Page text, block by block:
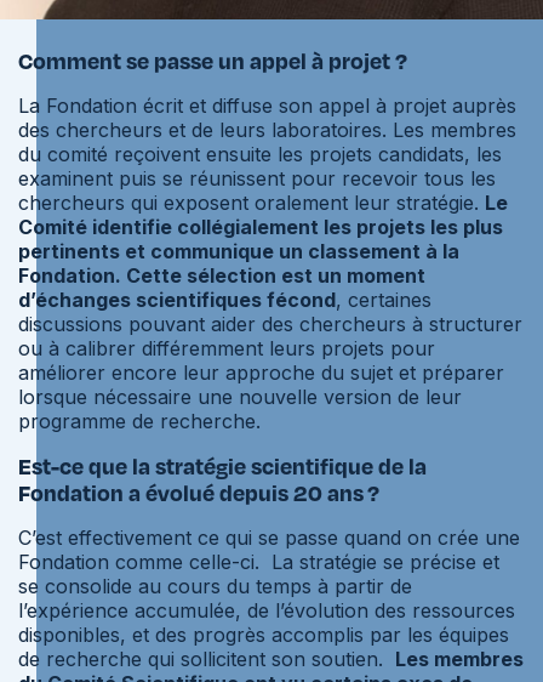
Comment se passe un appel à projet ?
La Fondation écrit et diffuse son appel à projet auprès
des chercheurs et de leurs laboratoires. Les membres
du comité reçoivent ensuite les projets candidats, les
examinent puis se réunissent pour recevoir tous les
chercheurs qui exposent oralement leur stratégie. Le
Comité identifie collégialement les projets les plus
pertinents et communique un classement à la
Fondation. Cette sélection est un moment
d’échanges scientifiques fécond, certaines
discussions pouvant aider des chercheurs à structurer
ou à calibrer différemment leurs projets pour
améliorer encore leur approche du sujet et préparer
lorsque nécessaire une nouvelle version de leur
programme de recherche.
Est-ce que la stratégie scientifique de la
Fondation a évolué depuis 20 ans ?
C’est effectivement ce qui se passe quand on crée une
Fondation comme celle-ci. La stratégie se précise et
se consolide au cours du temps à partir de
l’expérience accumulée, de l’évolution des ressources
disponibles, et des progrès accomplis par les équipes
de recherche qui sollicitent son soutien. Les membres